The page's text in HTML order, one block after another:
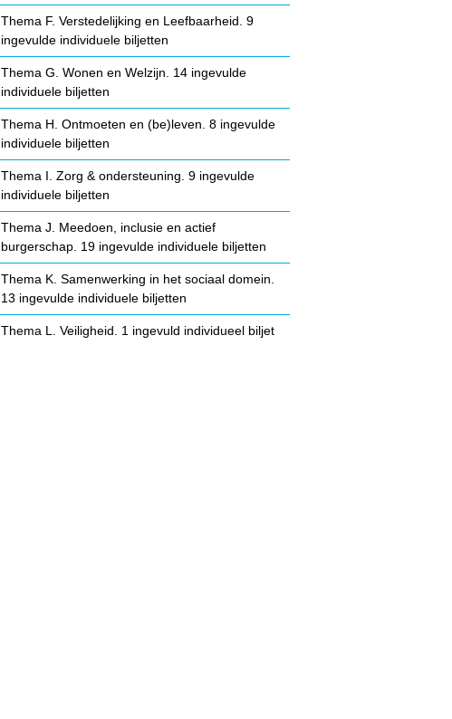
Thema F. Verstedelijking en Leefbaarheid. 9
ingevulde individuele biljetten
Thema G. Wonen en Welzijn. 14 ingevulde
individuele biljetten
Thema H. Ontmoeten en (be)leven. 8 ingevulde
individuele biljetten
Thema I. Zorg & ondersteuning. 9 ingevulde
individuele biljetten
Thema J. Meedoen, inclusie en actief
burgerschap. 19 ingevulde individuele biljetten
Thema K. Samenwerking in het sociaal domein.
13 ingevulde individuele biljetten
Thema L. Veiligheid. 1 ingevuld individueel biljet